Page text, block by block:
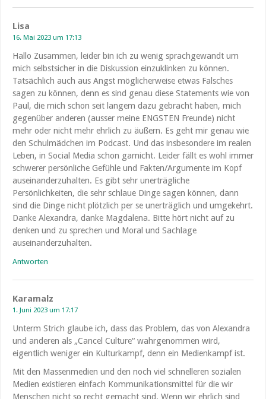
Lisa
16. Mai 2023 um 17:13
Hallo Zusammen, leider bin ich zu wenig sprachgewandt um
mich selbstsicher in die Diskussion einzuklinken zu können.
Tatsächlich auch aus Angst möglicherweise etwas Falsches
sagen zu können, denn es sind genau diese Statements wie von
Paul, die mich schon seit langem dazu gebracht haben, mich
gegenüber anderen (ausser meine ENGSTEN Freunde) nicht
mehr oder nicht mehr ehrlich zu äußern. Es geht mir genau wie
den Schulmädchen im Podcast. Und das insbesondere im realen
Leben, in Social Media schon garnicht. Leider fällt es wohl immer
schwerer persönliche Gefühle und Fakten/Argumente im Kopf
auseinanderzuhalten. Es gibt sehr unerträgliche
Persönlichkeiten, die sehr schlaue Dinge sagen können, dann
sind die Dinge nicht plötzlich per se unerträglich und umgekehrt.
Danke Alexandra, danke Magdalena. Bitte hört nicht auf zu
denken und zu sprechen und Moral und Sachlage
auseinanderzuhalten.
Antworten
Karamalz
1. Juni 2023 um 17:17
Unterm Strich glaube ich, dass das Problem, das von Alexandra
und anderen als „Cancel Culture“ wahrgenommen wird,
eigentlich weniger ein Kulturkampf, denn ein Medienkampf ist.
Mit den Massenmedien und den noch viel schnelleren sozialen
Medien existieren einfach Kommunikationsmittel für die wir
Menschen nicht so recht gemacht sind. Wenn wir ehrlich sind